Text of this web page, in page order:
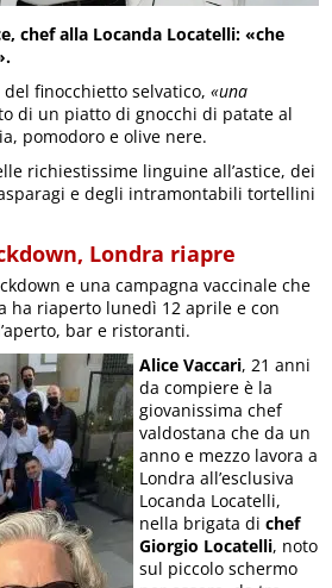
chef alla Locanda Locatelli: «che
finocchietto selvatico, «una
di un piatto di gnocchi di patate al
pomodoro e olive nere.
richiestissime linguine all’astice, dei
e degli intramontabili tortellini
Londra riapre
e una campagna vaccinale che
ha riaperto lunedì 12 aprile e con
bar e ristoranti.
Alice Vaccari, 21 anni
da compiere è la
giovanissima chef
valdostana che da un
anno e mezzo lavora a
Londra all’esclusiva
Locanda Locatelli,
nella brigata dichef
Giorgio Locatelli, noto
sul piccolo schermo